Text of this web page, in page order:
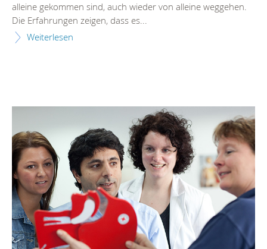
alleine gekommen sind, auch wieder von alleine weggehen.
Die Erfahrungen zeigen, dass es...
Weiterlesen